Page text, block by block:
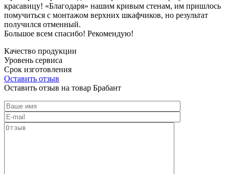
красавицу! «Благодаря» нашим кривым стенам, им пришлось
помучиться с монтажом верхних шкафчиков, но результат
получился отменный.
Большое всем спасибо! Рекомендую!
Качество продукции
Уровень сервиса
Срок изготовления
Оставить отзыв
Оставить отзыв на товар Брабант